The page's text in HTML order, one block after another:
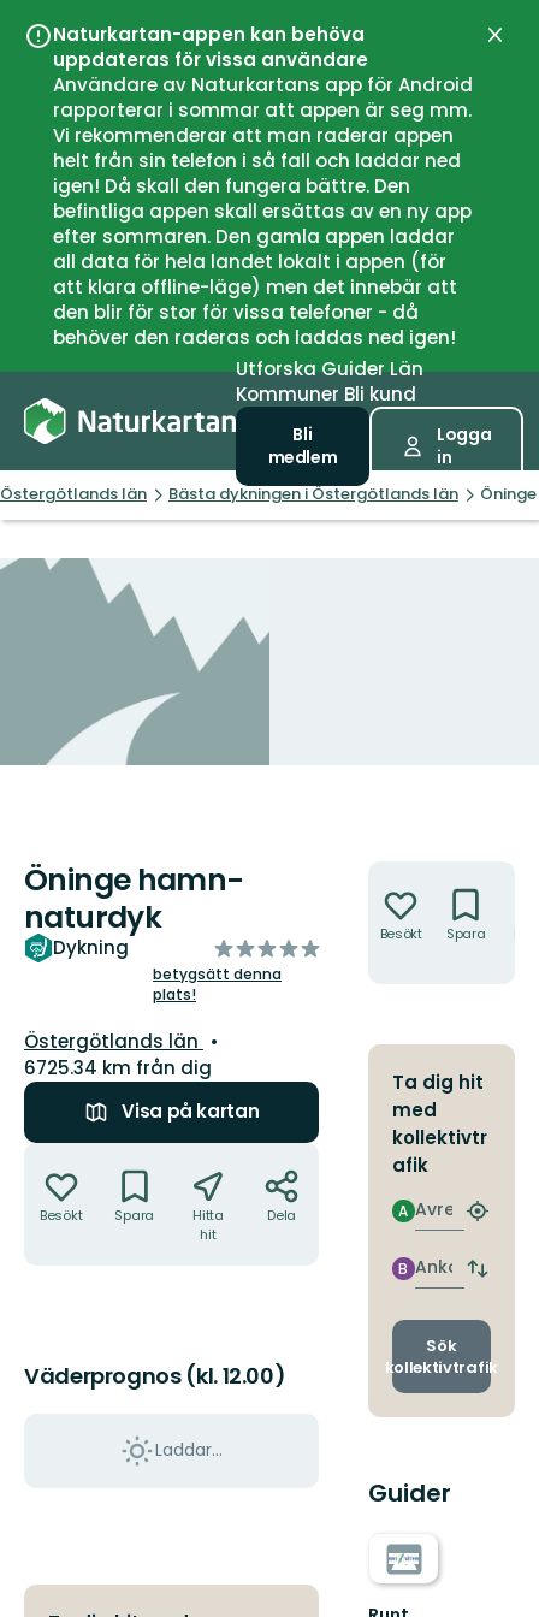
Naturkartan-appen kan behöva
uppdateras för vissa användare
Användare av Naturkartans app för Android
rapporterar i sommar att appen är seg mm.
Vi rekommenderar att man raderar appen
helt från sin telefon i så fall och laddar ned
igen! Då skall den fungera bättre. Den
befintliga appen skall ersättas av en ny app
efter sommaren. Den gamla appen laddar
all data för hela landet lokalt i appen (för
att klara offline-läge) men det innebär att
den blir för stor för vissa telefoner - då
behöver den raderas och laddas ned igen!
UtforskaGuiderLän
Kommuner Bli kund
Bli
medlem
Logga
in
Östergötlands län Bästa dykningen i Östergötlands län
Öninge hamn-
naturdyk
Dykning
av
5
betygsätt denna
plats!
Län:
Östergötlands län
6725.34 km från dig
Visa på kartan
Besökt Spara
Hitta
hit
Dela
Väderprognos (kl. 12.00)
Laddar...
Besökt Spara
Ta dig hit
med
kollektivtr
afik
Avresa
A
Hitta
Ankomst
B
Byt
och
Sök
kollektivtrafik
Guider